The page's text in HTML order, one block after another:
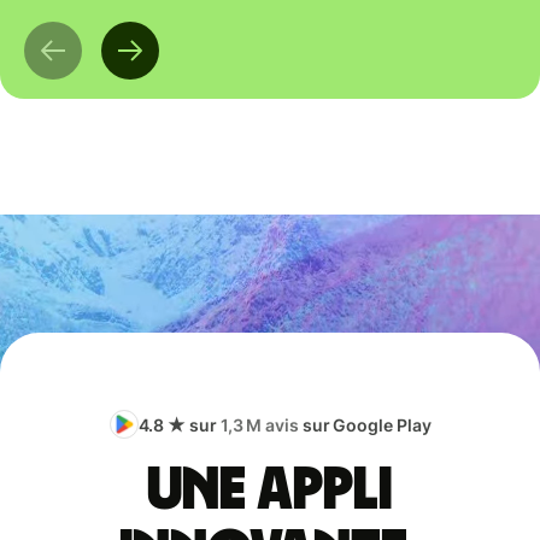
4.8 ★ sur1,3 M avis sur Google Play
Une appli